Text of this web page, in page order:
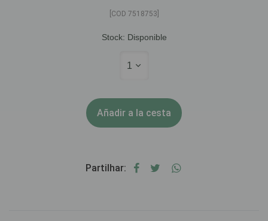
[COD 7518753]
Stock: Disponible
1
Añadir a la cesta
Partilhar: